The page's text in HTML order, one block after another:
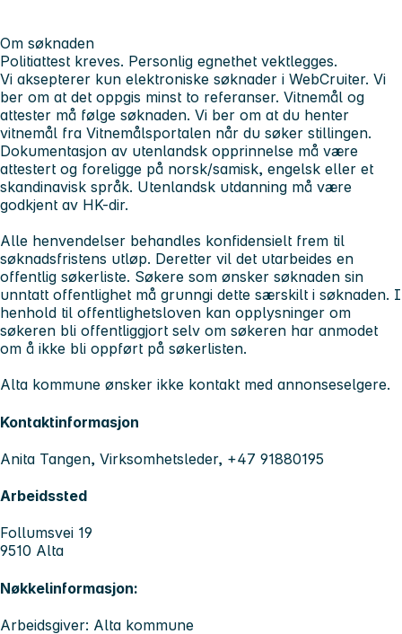
Om søknaden
Politiattest kreves. Personlig egnethet vektlegges.
Vi aksepterer kun elektroniske søknader i WebCruiter. Vi
ber om at det oppgis minst to referanser. Vitnemål og
attester må følge søknaden. Vi ber om at du henter
vitnemål fra Vitnemålsportalen når du søker stillingen.
Dokumentasjon av utenlandsk opprinnelse må være
attestert og foreligge på norsk/samisk, engelsk eller et
skandinavisk språk. Utenlandsk utdanning må være
godkjent av HK-dir.
Alle henvendelser behandles konfidensielt frem til
søknadsfristens utløp. Deretter vil det utarbeides en
offentlig søkerliste. Søkere som ønsker søknaden sin
unntatt offentlighet må grunngi dette særskilt i søknaden. I
henhold til offentlighetsloven kan opplysninger om
søkeren bli offentliggjort selv om søkeren har anmodet
om å ikke bli oppført på søkerlisten.
Alta kommune ønsker ikke kontakt med annonseselgere.
Kontaktinformasjon
Anita Tangen, Virksomhetsleder, +47 91880195
Arbeidssted
Follumsvei 19
9510 Alta
Nøkkelinformasjon:
Arbeidsgiver: Alta kommune